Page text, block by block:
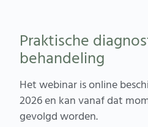
Praktische
behandeling
Het webinar is online
2026 en kan vanaf dat
gevolgd worden.